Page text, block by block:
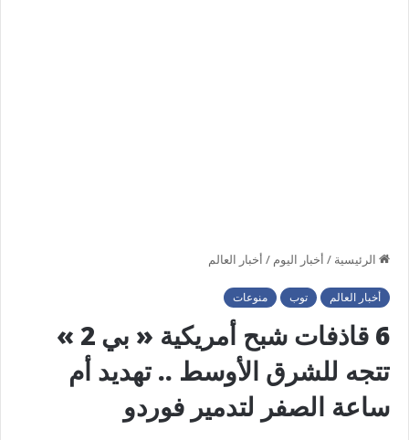
الرئيسية / أخبار اليوم / أخبار العالم
أخبار العالم توب منوعات
6 قاذفات شبح أمريكية « بي 2 »
تتجه للشرق الأوسط .. تهديد أم
ساعة الصفر لتدمير فوردو